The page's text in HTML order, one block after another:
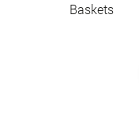
Baskets